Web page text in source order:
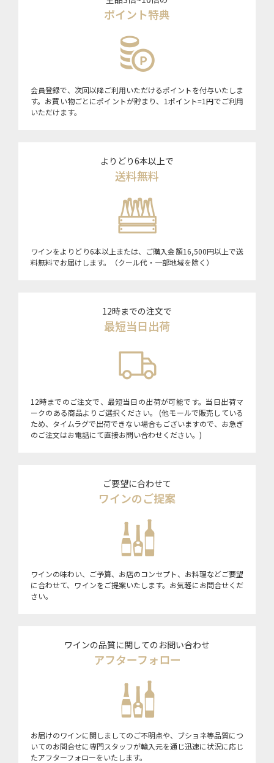
ポイント特典
会員登録で、次回以降ご利用いただけるポイントを付与いたしま
す。お買い物ごとにポイントが貯まり、1ポイント=1円でご利用
いただけます。
よりどり6本以上で
送料無料
ワインをよりどり6本以上または、ご購入金額16,500円以上で送
料無料でお届けします。（クール代・一部地域を除く）
12時までの注文で
最短当日出荷
12時までのご注文で、最短当日の出荷が可能です。当日出荷マ
ークのある商品よりご選択ください。 (他モールで販売している
ため、タイムラグで出荷できない場合もございますので、お急ぎ
のご注文はお電話にて直接お問い合わせください。)
ご要望に合わせて
ワインのご提案
ワインの味わい、ご予算、お店のコンセプト、お料理などご要望
に合わせて、ワインをご提案いたします。お気軽にお問合せくだ
さい。
ワインの品質に関してのお問い合わせ
アフターフォロー
お届けのワインに関しましてのご不明点や、ブショネ等品質につ
いてのお問合せに専門スタッフが輸入元を通じ迅速に状況に応じ
たアフターフォローをいたします。